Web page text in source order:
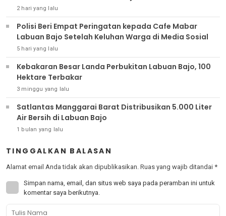
2 hari yang lalu
Polisi Beri Empat Peringatan kepada Cafe Mabar
Labuan Bajo Setelah Keluhan Warga di Media Sosial
5 hari yang lalu
Kebakaran Besar Landa Perbukitan Labuan Bajo, 100
Hektare Terbakar
3 minggu yang lalu
Satlantas Manggarai Barat Distribusikan 5.000 Liter
Air Bersih di Labuan Bajo
1 bulan yang lalu
TINGGALKAN BALASAN
Alamat email Anda tidak akan dipublikasikan. Ruas yang wajib ditandai *
Simpan nama, email, dan situs web saya pada peramban ini untuk
komentar saya berikutnya.